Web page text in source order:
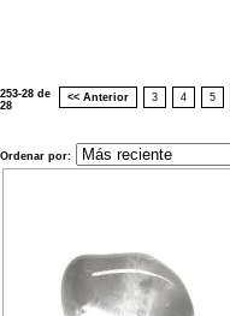
253-28 de
28
<< Anterior 3 4 5
Ordenar por: